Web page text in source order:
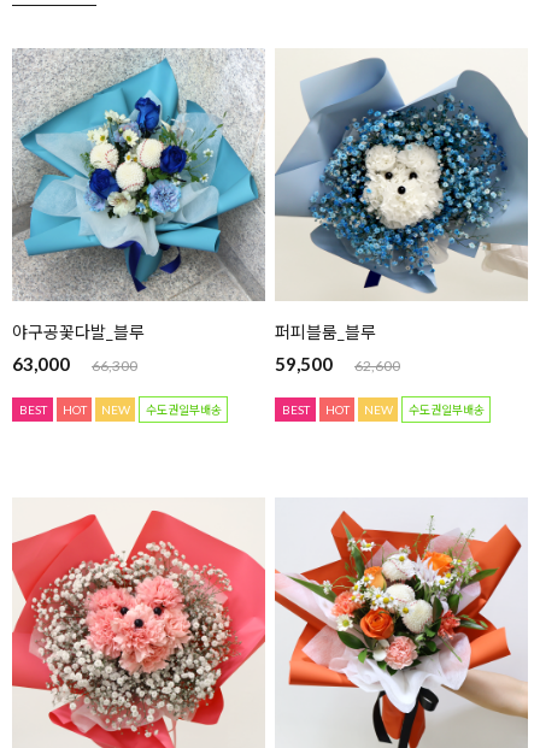
야구공꽃다발_블루
63,000 66,300
BEST HOT NEW 수도권일부배송
퍼피블룸_블루
59,500 62,600
BEST HOT NEW 수도권일부배송